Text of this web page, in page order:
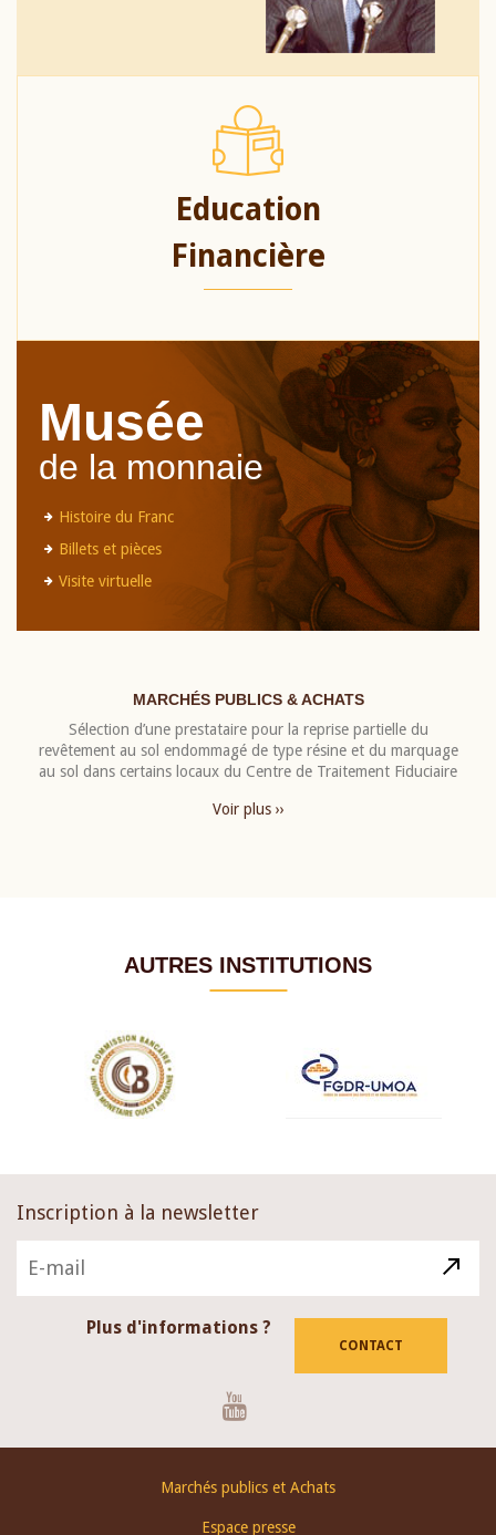
Education
Financière
Musée
de la monnaie
Histoire du Franc
Billets et pièces
Visite virtuelle
MARCHÉS PUBLICS & ACHATS
Sélection d’une prestataire pour la reprise partielle du
revêtement au sol endommagé de type résine et du marquage
au sol dans certains locaux du Centre de Traitement Fiduciaire
Voir plus ››
AUTRES INSTITUTIONS
Inscription à la newsletter
Plus d'informations ?
CONTACT
Marchés publics et Achats
Espace presse